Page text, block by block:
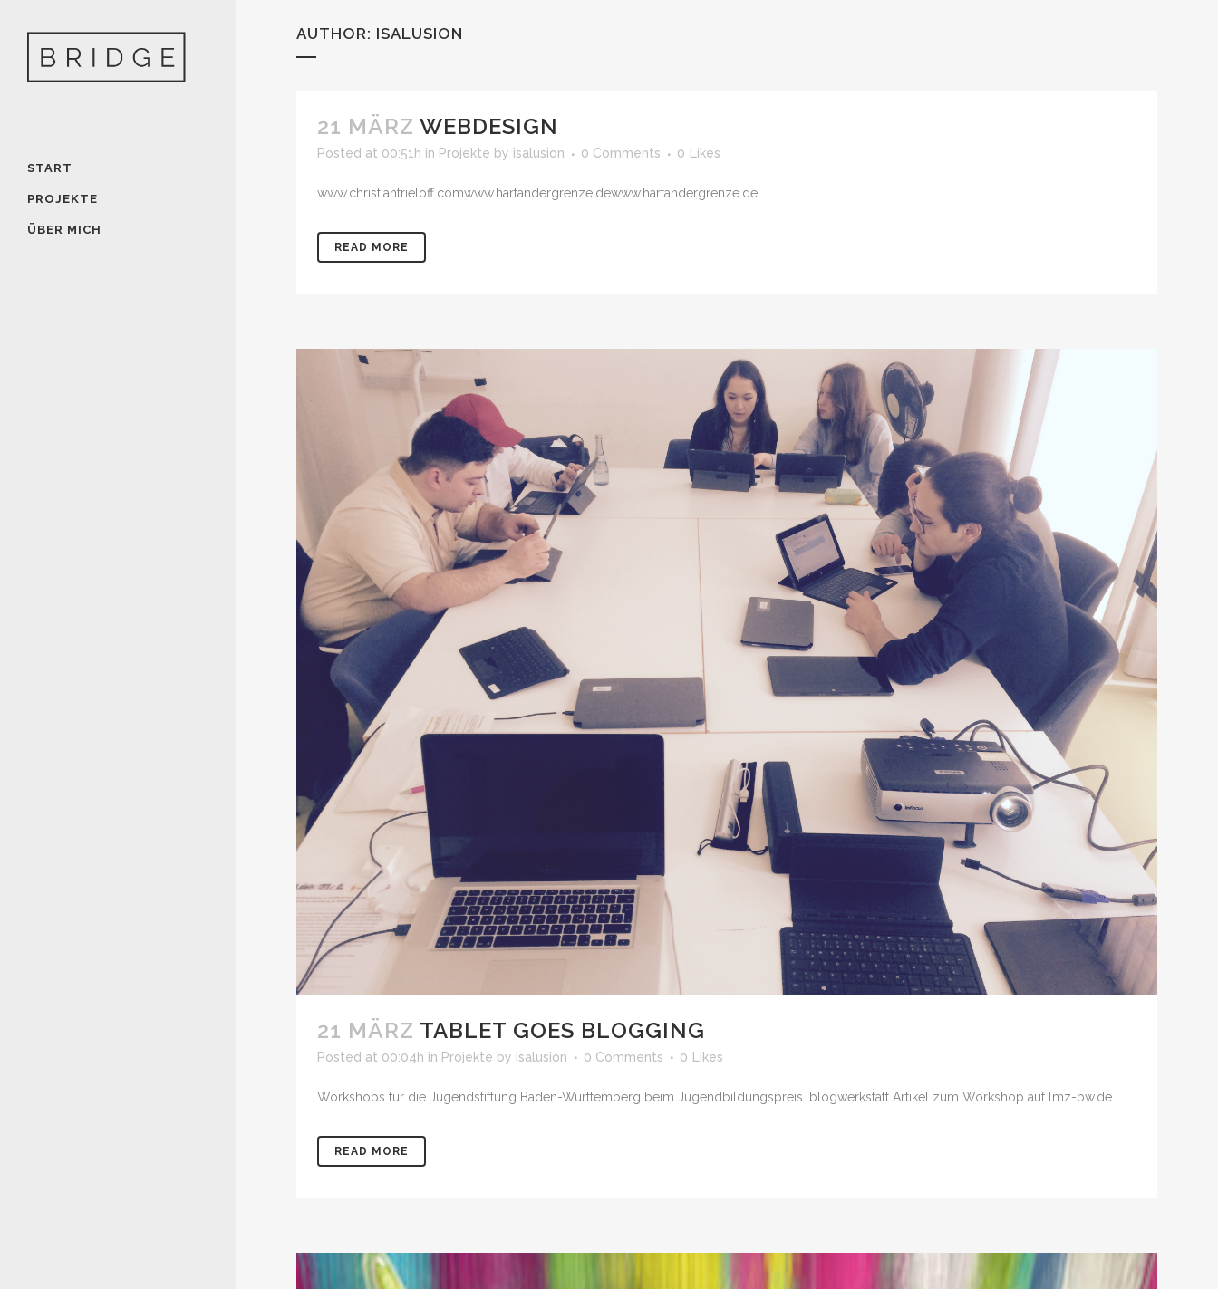
START
PROJEKTE
ÜBER MICH
AUTHOR: ISALUSION
21 MÄRZ WEBDESIGN
Posted at 00:51h in Projekte by isalusion 0 Comments 0 Likes
www.christiantrieloff.comwww.hartandergrenze.dewww.hartandergrenze.de ...
READ MORE
21 MÄRZ TABLET GOES BLOGGING
Posted at 00:04h in Projekte by isalusion 0 Comments 0 Likes
Workshops für die Jugendstiftung Baden-Württemberg beim Jugendbildungspreis. blogwerkstatt Artikel zum Workshop auf lmz-bw.de...
READ MORE